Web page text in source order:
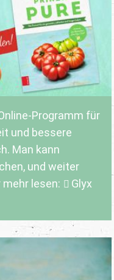
Programm für
und bessere
Man kann
und weiter
mehr lesen:
Glyx